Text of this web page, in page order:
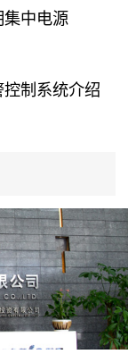
集中电源
控制系统介绍
裁机制和冗余
线传输技术、线
与保护技术、
烟探测技术、
统抗干扰技术
利技术和专有技